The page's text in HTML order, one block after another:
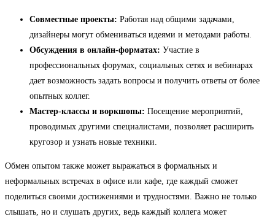
Совместные проекты: Работая над общими задачами,
дизайнеры могут обмениваться идеями и методами работы.
Обсуждения в онлайн-форматах: Участие в
профессиональных форумах, социальных сетях и вебинарах
дает возможность задать вопросы и получить ответы от более
опытных коллег.
Мастер-классы и воркшопы: Посещение мероприятий,
проводимых другими специалистами, позволяет расширить
кругозор и узнать новые техники.
Обмен опытом также может выражаться в формальных и
неформальных встречах в офисе или кафе, где каждый сможет
поделиться своими достижениями и трудностями. Важно не только
слышать, но и слушать других, ведь каждый коллега может